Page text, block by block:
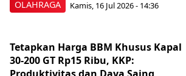
OLAHRAGA Kamis, 16 Jul 2026 - 14:36
Tetapkan Harga BBM Khusus Kapal
30-200 GT Rp15 Ribu, KKP: